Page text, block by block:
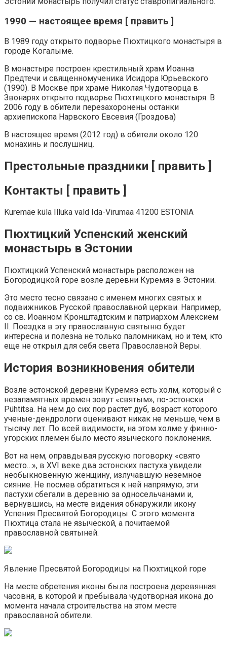
1990 — настоящее время [ править ]
В 1989 году открыто подворье Пюхтицкого монастыря в
городе Когалыме.
В монастыре построен крестильный храм Иоанна
Предтечи и священномученика Исидора Юрьевского
(1990). В Москве при храме Николая Чудотворца в
Звонарях открыто подворье Пюхтицкого монастыря. В
2006 году в обители перезахоронены останки
архиепископа Нарвского Евсевия (Гроздова)
В настоящее время (2012 год) в обители около 120
монахинь и послушниц.
Престольные праздники [ править ]
Контакты [ править ]
Kuremäe küla Illuka vald Ida-Virumaa 41200 ESTONIA
Пюхтицкий Успенский женский
монастырь в Эстонии
Пюхтицкий Успенский монастырь расположен на
Богородицкой горе возле деревни Куремяэ в Эстонии.
Это место тесно связано с именем многих святых и
подвижников Русской православной церкви. Например,
со св. Иоанном Кронштадтским и патриархом Алексием
II. Поездка в эту православную святыню будет
интересна и полезна не только паломникам, но и тем, кто
еще не открыл для себя света Православной Веры.
История возникновения обители
Возле эстонской деревни Куремяэ есть холм, который с
незапамятных времен зовут «святым», по-эстонски
Pühtitsa. На нем до сих пор растет дуб, возраст которого
ученые-дендрологи оценивают никак не меньше, чем в
тысячу лет. По всей видимости, на этом холме у финно-
угорских племен было место языческого поклонения.
Вот на нем, оправдывая русскую поговорку «свято
место…», в XVI веке два эстонских пастуха увидели
необыкновенную женщину, излучавшую неземное
сияние. Не посмев обратиться к ней напрямую, эти
пастухи сбегали в деревню за односельчанами и,
вернувшись, на месте видения обнаружили икону
Успения Пресвятой Богородицы. С этого момента
Пюхтица стала не языческой, а почитаемой
православной святыней.
Явление Пресвятой Богородицы на Пюхтицкой горе
На месте обретения иконы была построена деревянная
часовня, в которой и пребывала чудотворная икона до
момента начала строительства на этом месте
православной обители.